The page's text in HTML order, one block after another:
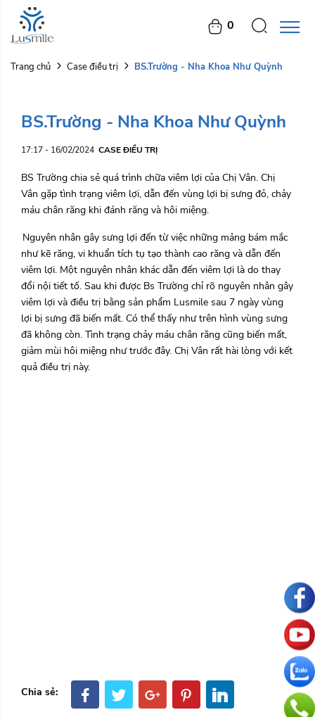
0
Trang chủ Case điều trị BS.Trường - Nha Khoa Như Quỳnh
BS.Trường - Nha Khoa Như Quỳnh
17:17 - 16/02/2024 CASE ĐIỀU TRỊ
BS Trường chia sẻ quá trình chữa viêm lợi của Chị Vân. Chị
Vân gặp tình trạng viêm lợi, dẫn đến vùng lợi bị sưng đỏ, chảy
máu chân răng khi đánh răng và hôi miệng.
Nguyên nhân gây sưng lợi đến từ việc những mảng bám mắc
như kẽ răng, vi khuẩn tích tụ tạo thành cao răng và dẫn đến
viêm lợi. Một nguyên nhân khác dẫn đến viêm lợi là do thay
đổi nội tiết tố. Sau khi được Bs Trường chỉ rõ nguyên nhân gây
viêm lợi và điều trị bằng sản phẩm Lusmile sau 7 ngày vùng
lợi bị sưng đã biến mất. Có thể thấy như trên hình vùng sưng
đã không còn. Tình trạng chảy máu chân răng cũng biến mất,
giảm mùi hôi miệng như trước đây. Chị Vân rất hài lòng với kết
quả điều trị này.
Chia sẻ: